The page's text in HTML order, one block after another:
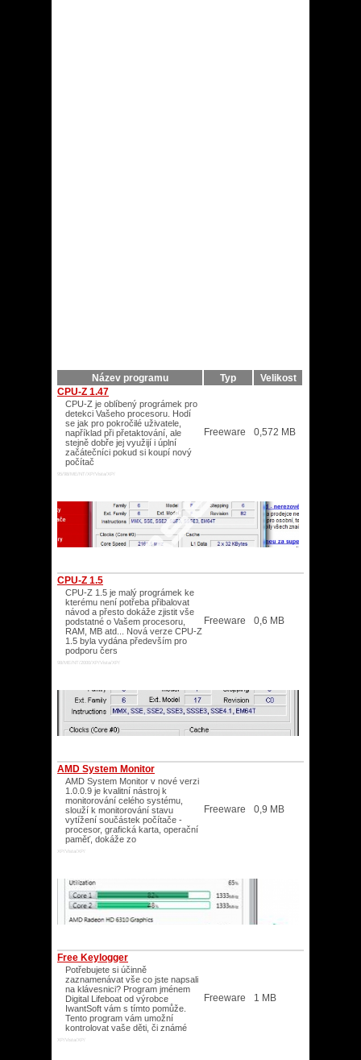
Název programu Typ
Velikost
CPU-Z 1.47
CPU-Z je oblíbený prográmek pro
detekci Vašeho procesoru. Hodí
se jak pro pokročilé uživatele,
například při přetaktování, ale
stejně dobře jej využijí i úplní
začátečníci pokud si koupí nový
počítač
95/98/ME/NT/XP/Vista/XP/
Freeware 0,572 MB
CPU-Z 1.5
CPU-Z 1.5 je malý prográmek ke
kterému není potřeba přibalovat
návod a přesto dokáže zjistit vše
podstatné o Vašem procesoru,
RAM, MB atd... Nová verze CPU-Z
1.5 byla vydána především pro
podporu čers
98/ME/NT/2000/XP/Vista/XP/
Freeware 0,6 MB
AMD System Monitor
AMD System Monitor v nové verzi
1.0.0.9 je kvalitní nástroj k
monitorování celého systému,
slouží k monitorování stavu
vytížení součástek počítače -
procesor, grafická karta, operační
paměť, dokáže zo
XP/Vista/XP/
Freeware 0,9 MB
Free Keylogger
Potřebujete si účinně
zaznamenávat vše co jste napsali
na klávesnici? Program jménem
Digital Lifeboat od výrobce
IwantSoft vám s tímto pomůže.
Tento program vám umožní
kontrolovat vaše děti, či známé
XP/Vista/XP/
Freeware 1 MB